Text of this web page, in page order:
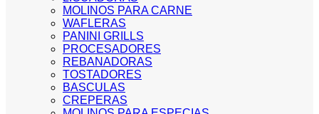
MOLINOS PARA CARNE
WAFLERAS
PANINI GRILLS
PROCESADORES
REBANADORAS
TOSTADORES
BASCULAS
CREPERAS